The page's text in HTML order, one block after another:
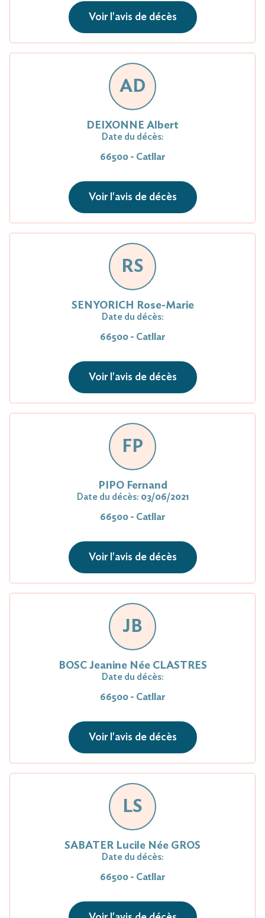
Voir l'avis de décès
AD
DEIXONNE Albert
Date du décès:
66500 - Catllar
Voir l'avis de décès
RS
SENYORICH Rose-Marie
Date du décès:
66500 - Catllar
Voir l'avis de décès
FP
PIPO Fernand
Date du décès: 03/06/2021
66500 - Catllar
Voir l'avis de décès
JB
BOSC Jeanine Née CLASTRES
Date du décès:
66500 - Catllar
Voir l'avis de décès
LS
SABATER Lucile Née GROS
Date du décès:
66500 - Catllar